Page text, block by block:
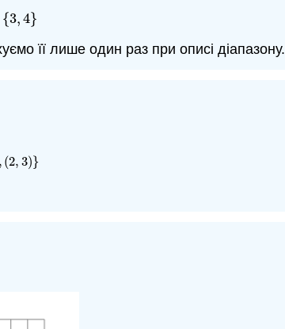
{3,4}
,4}
її лише один раз при описі діапазону.
, (2, 3)}
,3) }